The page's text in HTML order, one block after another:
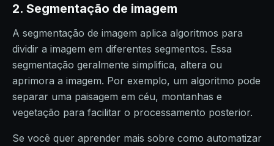
2. Segmentação de imagem
A segmentação de imagem aplica algoritmos para
dividir a imagem em diferentes segmentos. Essa
segmentação geralmente simplifica, altera ou
aprimora a imagem. Por exemplo, um algoritmo pode
separar uma paisagem em céu, montanhas e
vegetação para facilitar o processamento posterior.
Se você quer aprender mais sobre como automatizar